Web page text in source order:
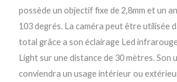
possède un objectif fixe de 2,8mm et un
103 degrés. La caméra peut être utilisée
total grâce a son éclairage Led
Light sur une distance de 30 mètres. Son
conviendra un usage intérieur ou